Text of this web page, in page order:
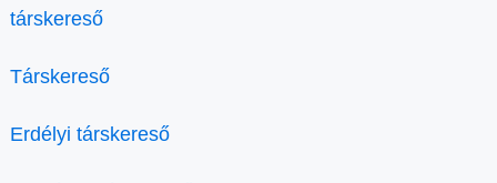
társkereső
Társkereső
Erdélyi társkereső